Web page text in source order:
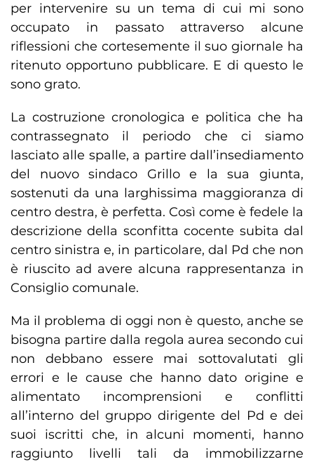
per intervenire su un tema di cui mi sono
occupato in passato attraverso alcune
riflessioni che cortesemente il suo giornale ha
ritenuto opportuno pubblicare. E di questo le
sono grato.
La costruzione cronologica e politica che ha
contrassegnato il periodo che ci siamo
lasciato alle spalle, a partire dall’insediamento
del nuovo sindaco Grillo e la sua giunta,
sostenuti da una larghissima maggioranza di
centro destra, è perfetta. Così come è fedele la
descrizione della sconfitta cocente subita dal
centro sinistra e, in particolare, dal Pd che non
è riuscito ad avere alcuna rappresentanza in
Consiglio comunale.
Ma il problema di oggi non è questo, anche se
bisogna partire dalla regola aurea secondo cui
non debbano essere mai sottovalutati gli
errori e le cause che hanno dato origine e
alimentato incomprensioni e conflitti
all’interno del gruppo dirigente del Pd e dei
suoi iscritti che, in alcuni momenti, hanno
raggiunto livelli tali da immobilizzarne